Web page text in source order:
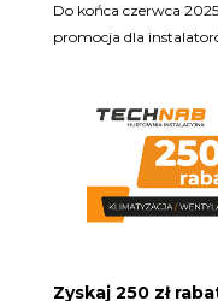
Do końca czerwca
promocja dla
Zyskaj 250 zł